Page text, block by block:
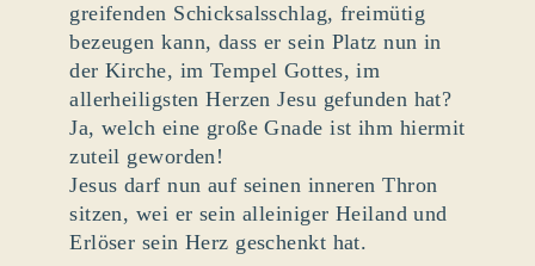
greifenden Schicksalsschlag, freimütig
bezeugen kann, dass er sein Platz nun in
der Kirche, im Tempel Gottes, im
allerheiligsten Herzen Jesu gefunden hat?
Ja, welch eine große Gnade ist ihm hiermit
zuteil geworden!
Jesus darf nun auf seinen inneren Thron
sitzen, wei er sein alleiniger Heiland und
Erlöser sein Herz geschenkt hat.